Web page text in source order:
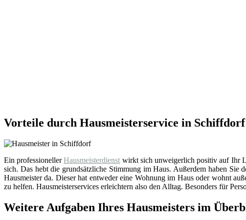
Vorteile durch Hausmeisterservice in Schiffdorf
Ein professionellerHausmeisterdienst wirkt sich unweigerlich positiv auf Ihr
sich. Das hebt die grundsätzliche Stimmung im Haus. Außerdem haben Sie
Hausmeister da. Dieser hat entweder eine Wohnung im Haus oder wohnt
zu helfen. Hausmeisterservices erleichtern also den Alltag. Besonders für
Weitere Aufgaben Ihres Hausmeisters im